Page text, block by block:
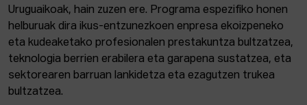
Uruguaikoak, hain zuzen ere. Programa espezifiko honen
helburuak dira ikus-entzunezkoen enpresa ekoizpeneko
eta kudeaketako profesionalen prestakuntza bultzatzea,
teknologia berrien erabilera eta garapena sustatzea, eta
sektorearen barruan lankidetza eta ezagutzen trukea
bultzatzea.